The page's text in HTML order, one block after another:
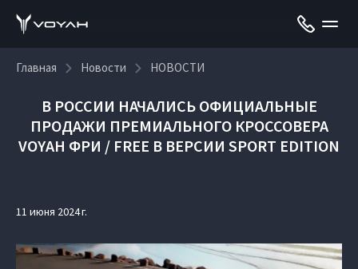
Главная Новости НОВОСТИ
В РОССИИ НАЧАЛИСЬ ОФИЦИАЛЬНЫЕ
ПРОДАЖИ ПРЕМИАЛЬНОГО КРОССОВЕРА
VOYAH ФРИ / FREE В ВЕРСИИ SPORT EDITION
11 июня 2024 г.